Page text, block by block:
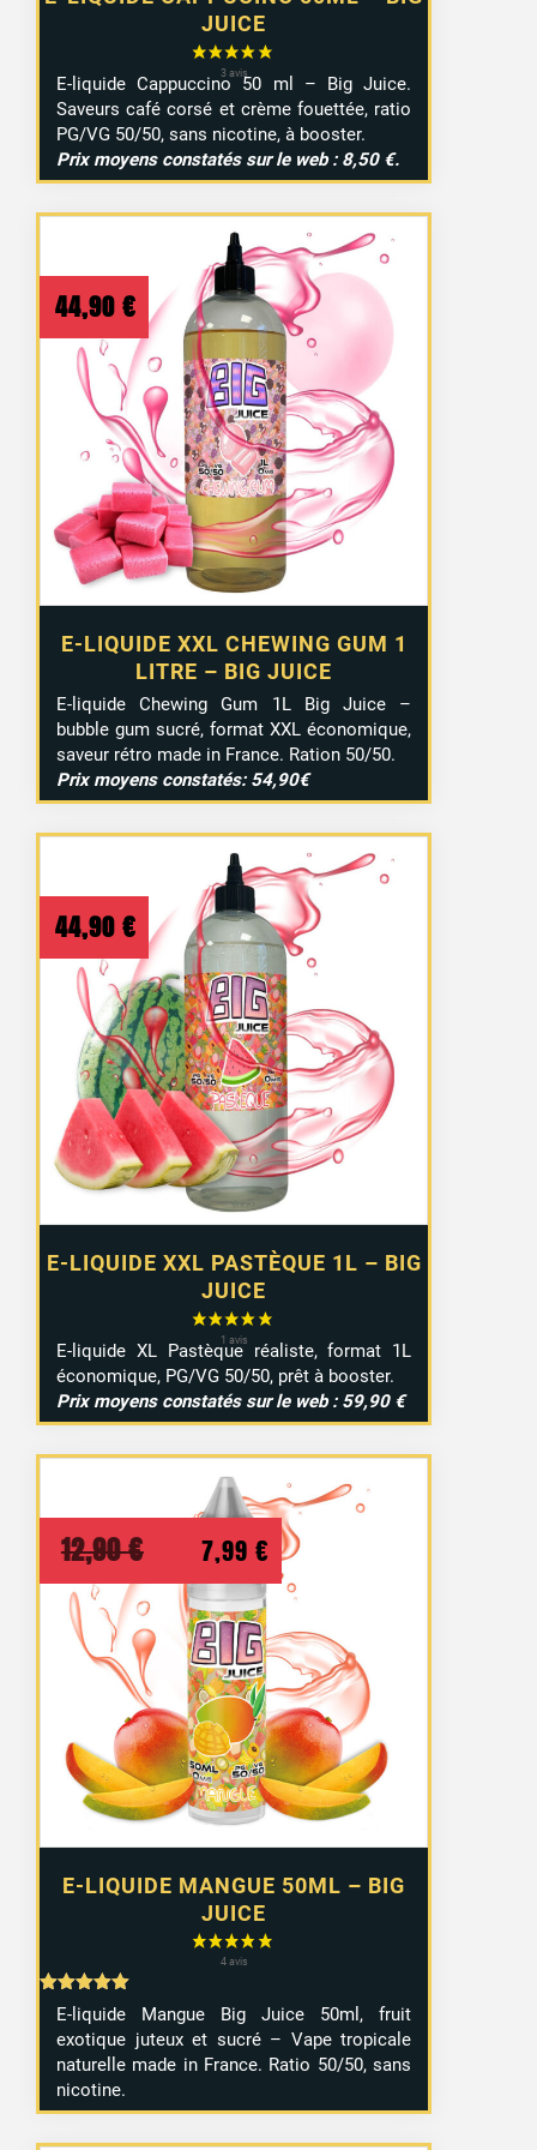
JUICE
E-liquide Cappuccino 50 ml – Big Juice.
Saveurs café corsé et crème fouettée, ratio
PG/VG 50/50, sans nicotine, à booster.
Prix moyens constatés sur le web : 8,50 €.
E-LIQUIDE XXL CHEWING GUM 1
LITRE – BIG JUICE
44,90 €
E-liquide Chewing Gum 1L Big Juice –
bubble gum sucré, format XXL économique,
saveur rétro made in France. Ration 50/50.
Prix moyens constatés: 54,90€
E-LIQUIDE XXL PASTÈQUE 1L – BIG
JUICE
44,90 €
E-liquide XL Pastèque réaliste, format 1L
économique, PG/VG 50/50, prêt à booster.
Prix moyens constatés sur le web : 59,90 €
E-LIQUIDE MANGUE 50ML – BIG
JUICE
Note
5.00
sur 5
12,90€
Le
prix
initial
était :
12,90 €.
7,99 € Le
prix
actuel
est :
7,99 €.
E-liquide Mangue Big Juice 50ml, fruit
exotique juteux et sucré – Vape tropicale
naturelle made in France. Ratio 50/50, sans
nicotine.